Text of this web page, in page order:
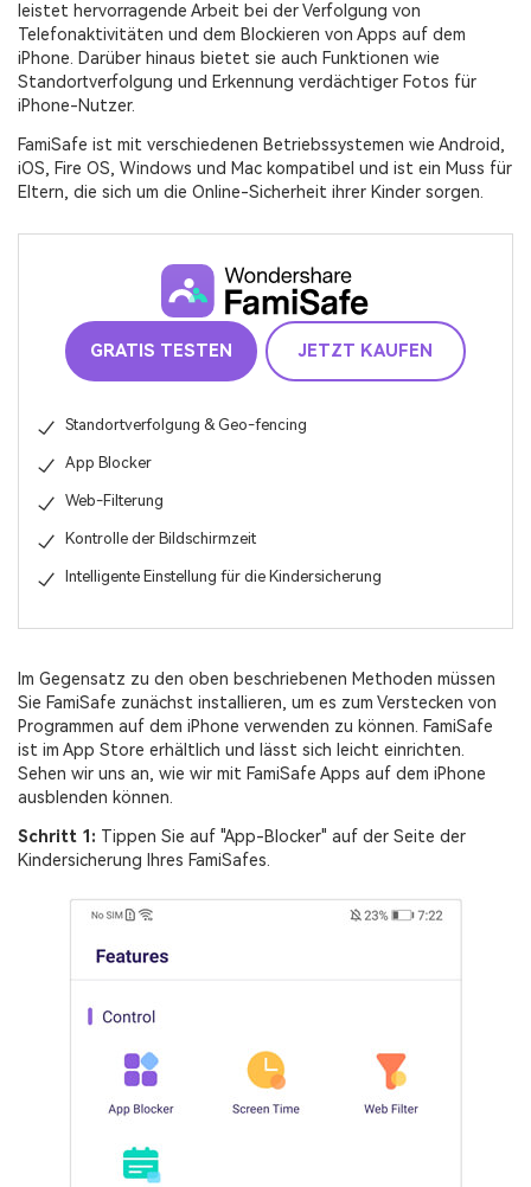
leistet hervorragende Arbeit bei der Verfolgung von
Telefonaktivitäten und dem Blockieren von Apps auf dem
iPhone. Darüber hinaus bietet sie auch Funktionen wie
Standortverfolgung und Erkennung verdächtiger Fotos für
iPhone-Nutzer.
FamiSafe ist mit verschiedenen Betriebssystemen wie Android,
iOS, Fire OS, Windows und Mac kompatibel und ist ein Muss für
Eltern, die sich um die Online-Sicherheit ihrer Kinder sorgen.
GRATIS TESTEN JETZT KAUFEN
Standortverfolgung & Geo-fencing
App Blocker
Web-Filterung
Kontrolle der Bildschirmzeit
Intelligente Einstellung für die Kindersicherung
Im Gegensatz zu den oben beschriebenen Methoden müssen
Sie FamiSafe zunächst installieren, um es zum Verstecken von
Programmen auf dem iPhone verwenden zu können. FamiSafe
ist im App Store erhältlich und lässt sich leicht einrichten.
Sehen wir uns an, wie wir mit FamiSafe Apps auf dem iPhone
ausblenden können.
Schritt 1: Tippen Sie auf "App-Blocker" auf der Seite der
Kindersicherung Ihres FamiSafes.